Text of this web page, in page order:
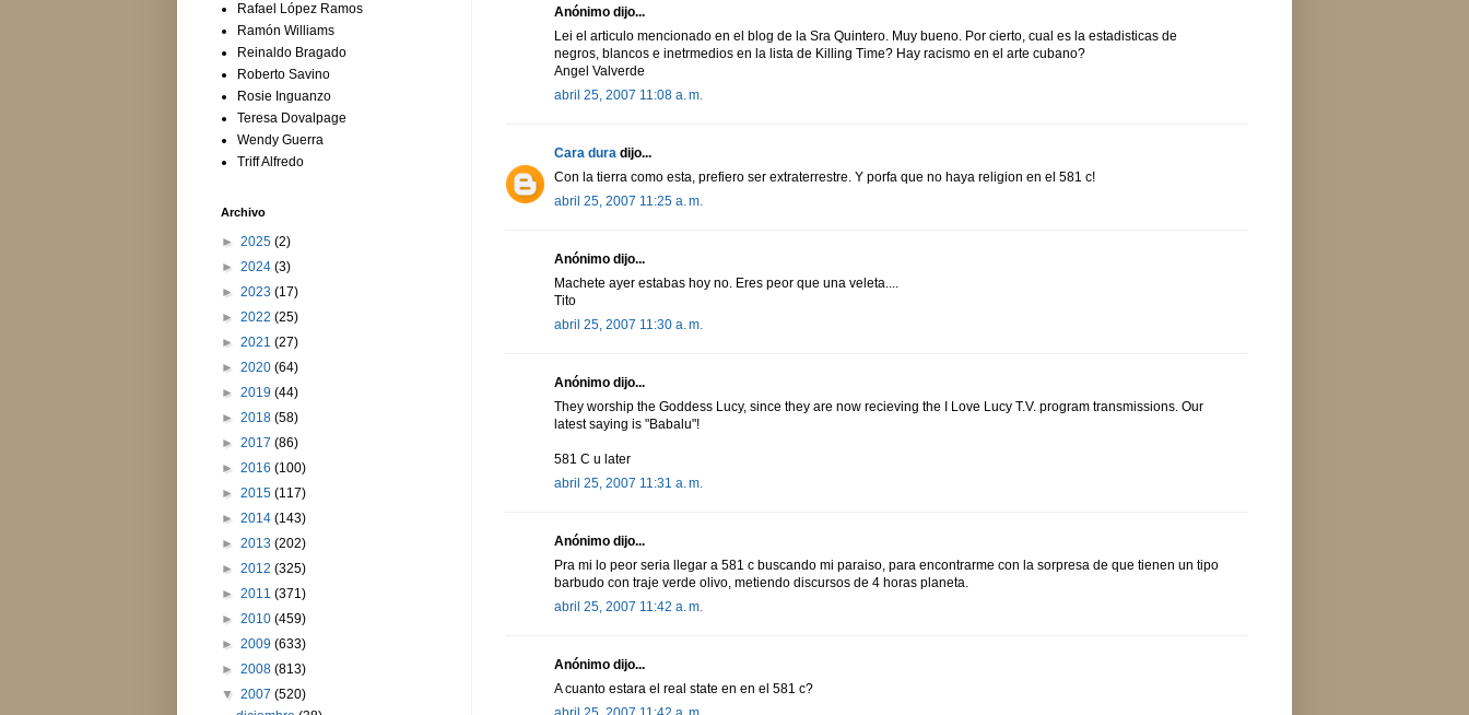
Anónimo dijo...
Lei el articulo mencionado en el blog de la Sra Quintero. Muy bueno. Por cierto, cual es la estadisticas de
negros, blancos e inetrmedios en la lista de Killing Time? Hay racismo en el arte cubano?
Angel Valverde
abril 25, 2007 11:08 a. m.
Cara dura dijo...
Con la tierra como esta, prefiero ser extraterrestre. Y porfa que no haya religion en el 581 c!
abril 25, 2007 11:25 a. m.
Anónimo dijo...
Machete ayer estabas hoy no. Eres peor que una veleta....
Tito
abril 25, 2007 11:30 a. m.
Anónimo dijo...
They worship the Goddess Lucy, since they are now recieving the I Love Lucy T.V. program transmissions. Our
latest saying is "Babalu"!
581 C u later
abril 25, 2007 11:31 a. m.
Anónimo dijo...
Pra mi lo peor seria llegar a 581 c buscando mi paraiso, para encontrarme con la sorpresa de que tienen un tipo
barbudo con traje verde olivo, metiendo discursos de 4 horas planeta.
abril 25, 2007 11:42 a. m.
Anónimo dijo...
A cuanto estara el real state en en el 581 c?
Rafael López Ramos
Ramón Williams
Reinaldo Bragado
Roberto Savino
Rosie Inguanzo
Teresa Dovalpage
Wendy Guerra
Triff Alfredo
Archivo
► 2025 (2)
► 2024 (3)
► 2023 (17)
► 2022 (25)
► 2021 (27)
► 2020 (64)
► 2019 (44)
► 2018 (58)
► 2017 (86)
► 2016 (100)
► 2015 (117)
► 2014 (143)
► 2013 (202)
► 2012 (325)
► 2011 (371)
► 2010 (459)
► 2009 (633)
► 2008 (813)
▼ 2007 (520)